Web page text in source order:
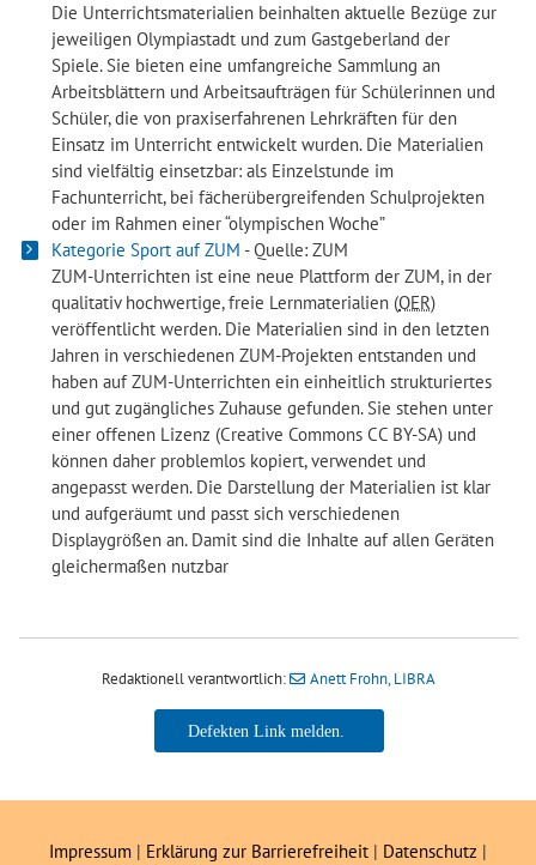
Die Unterrichtsmaterialien beinhalten aktuelle Bezüge zur
jeweiligen Olympiastadt und zum Gastgeberland der
Spiele. Sie bieten eine umfangreiche Sammlung an
Arbeitsblättern und Arbeitsaufträgen für Schülerinnen und
Schüler, die von praxiserfahrenen Lehrkräften für den
Einsatz im Unterricht entwickelt wurden. Die Materialien
sind vielfältig einsetzbar: als Einzelstunde im
Fachunterricht, bei fächerübergreifenden Schulprojekten
oder im Rahmen einer “olympischen Woche”
Kategorie Sport auf ZUM - Quelle: ZUM
ZUM-Unterrichten ist eine neue Plattform der ZUM, in der
qualitativ hochwertige, freie Lernmaterialien (OER)
veröffentlicht werden. Die Materialien sind in den letzten
Jahren in verschiedenen ZUM-Projekten entstanden und
haben auf ZUM-Unterrichten ein einheitlich strukturiertes
und gut zugängliches Zuhause gefunden. Sie stehen unter
einer offenen Lizenz (Creative Commons CC BY-SA) und
können daher problemlos kopiert, verwendet und
angepasst werden. Die Darstellung der Materialien ist klar
und aufgeräumt und passt sich verschiedenen
Displaygrößen an. Damit sind die Inhalte auf allen Geräten
gleichermaßen nutzbar
Redaktionell verantwortlich: Anett Frohn, LIBRA
Anett Frohn, LIBRA
Impressum | Erklärung zur Barrierefreiheit | Datenschutz |